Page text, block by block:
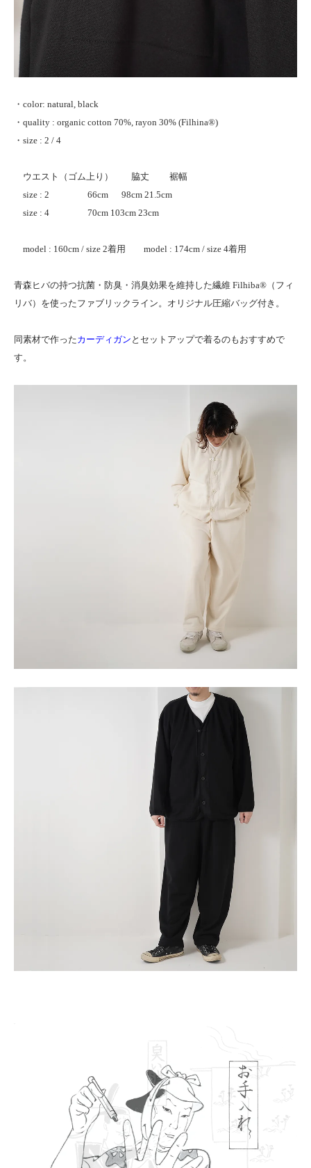
・color: natural, black
・quality : organic cotton 70%, rayon 30% (Filhina®)
・size : 2 / 4
ウエスト（ゴム上り） 脇丈 裾幅
size : 2 66cm 98cm 21.5cm
size : 4 70cm 103cm 23cm
model : 160cm / size 2着用 model : 174cm / size 4着用
青森ヒバの持つ抗菌・防臭・消臭効果を維持した繊維 Filhiba®（フィ
リバ）を使ったファブリックライン。オリジナル圧縮バッグ付き。
同素材で作ったカーディガン とセットアップで着るのもおすすめで
す。